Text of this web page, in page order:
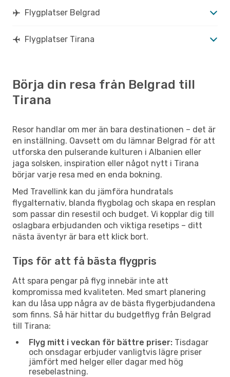
Flygplatser Belgrad
Flygplatser Tirana
Börja din resa från Belgrad till
Tirana
Resor handlar om mer än bara destinationen – det är
en inställning. Oavsett om du lämnar Belgrad för att
utforska den pulserande kulturen i Albanien eller
jaga solsken, inspiration eller något nytt i Tirana
börjar varje resa med en enda bokning.
Med Travellink kan du jämföra hundratals
flygalternativ, blanda flygbolag och skapa en resplan
som passar din resestil och budget. Vi kopplar dig till
oslagbara erbjudanden och viktiga resetips – ditt
nästa äventyr är bara ett klick bort.
Tips för att få bästa flygpris
Att spara pengar på flyg innebär inte att
kompromissa med kvaliteten. Med smart planering
kan du låsa upp några av de bästa flygerbjudandena
som finns. Så här hittar du budgetflyg från Belgrad
till Tirana:
Flyg mitt i veckan för bättre priser: Tisdagar
och onsdagar erbjuder vanligtvis lägre priser
jämfört med helger eller dagar med hög
resebelastning.